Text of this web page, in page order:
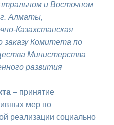
и Восточном
г. Алматы,
Казахстанская
заказу Комитета по
Министерства
развития
– принятие
мер по
реализации социально